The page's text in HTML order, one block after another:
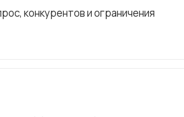
конкурентов и ограничения